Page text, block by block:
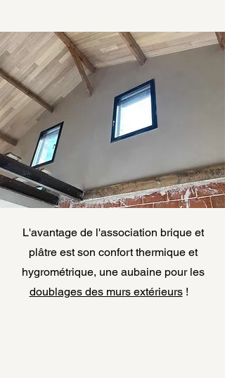
L'avantage de l'association brique et
plâtre est son confort thermique et
hygrométrique, une aubaine pour les
doublages des murs extérieurs!